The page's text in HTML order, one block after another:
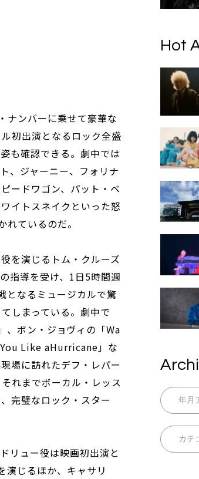
ナンバーに乗せて豪華な
初出演となるロック全盛
も確認できる。劇中では
、ジャーニー、フォリナ
ードワゴン、パット・ベ
イトスネイクといった怒
ているのだ。
を演じるトム・クルーズ
指導を受け、1日5時間週
となるミュージカルで驚
しまっている。劇中で
ボン・ジョヴィの「Wa
Like aHurricane」な
場に訪れたデフ・レパー
れまでボーカル・レッス
完璧なロック・スター
リュー役は映画初出演と
演じるほか、キャサリ
Hot